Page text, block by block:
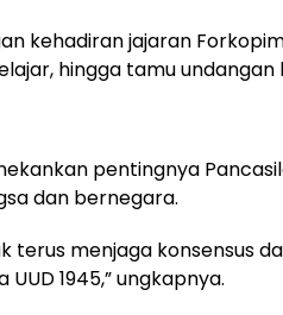
kehadiran jajaran
hingga tamu undangan
pentingnya
dan bernegara.
terus menjaga konsensus
1945,” ungkapnya.